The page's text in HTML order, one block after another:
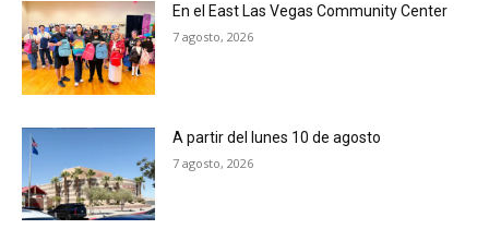
En el East Las Vegas Community Center
7 agosto, 2026
A partir del lunes 10 de agosto
7 agosto, 2026